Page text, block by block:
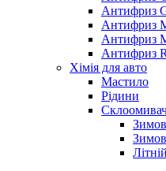
Антифриз
Антифриз
Антифриз
Антифриз
Хімія для авто
Мастило
Рідини
Літній